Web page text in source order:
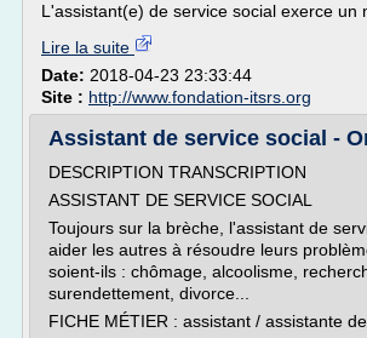
L'assistant(e) de service social exerce un
Lire la suite
Date: 2018-04-23 23:33:44
Site : http://www.fondation-itsrs.org
Assistant de service social -
DESCRIPTION TRANSCRIPTION
ASSISTANT DE SERVICE SOCIAL
Toujours sur la brèche, l'assistant de
aider les autres à résoudre leurs
soient-ils : chômage, alcoolisme,
surendettement, divorce...
FICHE MÉTIER : assistant / assistante